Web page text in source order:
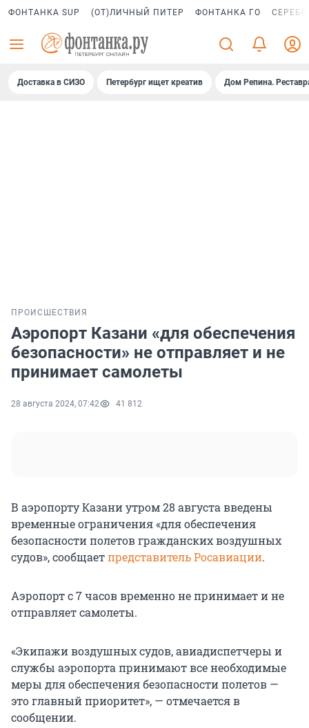
ФОНТАНКА SUP (ОТ)ЛИЧНЫЙ ПИТЕР ФОНТАНКА ГО
Доставка в СИЗО Петербург ищет креатив Дом Репина.
ПРОИСШЕСТВИЯ
Аэропорт Казани «для обеспечения
безопасности» не отправляет и не
принимает самолеты
28 августа 2024, 07:42 41 812
В аэропорту Казани утром 28 августа введены
временные ограничения «для обеспечения
безопасности полетов гражданских воздушных
судов», сообщаетпредставитель Росавиации.
Аэропорт с 7 часов временно не принимает и не
отправляет самолеты.
«Экипажи воздушных судов, авиадиспетчеры и
службы аэропорта принимают все необходимые
меры для обеспечения безопасности полетов —
это главный приоритет», — отмечается в
сообщении.